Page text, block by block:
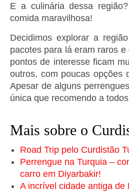
E a culinária dessa
comida maravilhosa!
Decidimos explorar a
pacotes para lá eram raros
pontos de interesse ficam
outros, com poucas opções
Apesar de alguns
única que recomendo a
Mais sobre o
Road Trip pelo Curdistão
Perrengue na Turquia –
carro em Diyarbakir!
A incrível cidade antiga de